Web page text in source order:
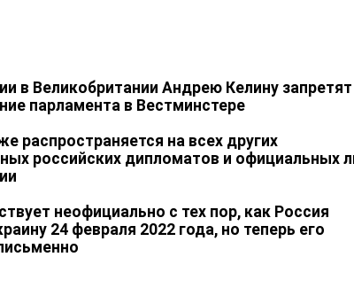
в Великобритании Андрею Келину запретят
парламента в Вестминстере
распространяется на всех других
российских дипломатов и официальных
неофициально с тех пор, как Россия
24 февраля 2022 года, но теперь его